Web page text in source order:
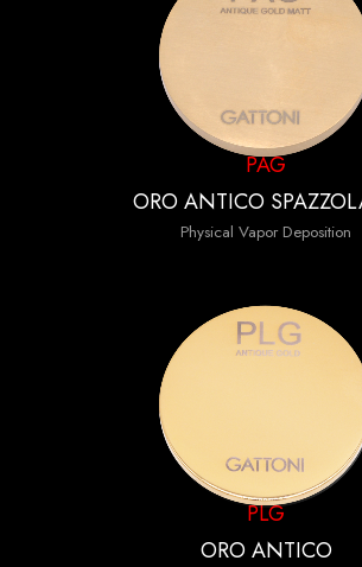
PAG
ORO ANTICO
Physical Vapor Deposition
PLG
ORO ANTICO